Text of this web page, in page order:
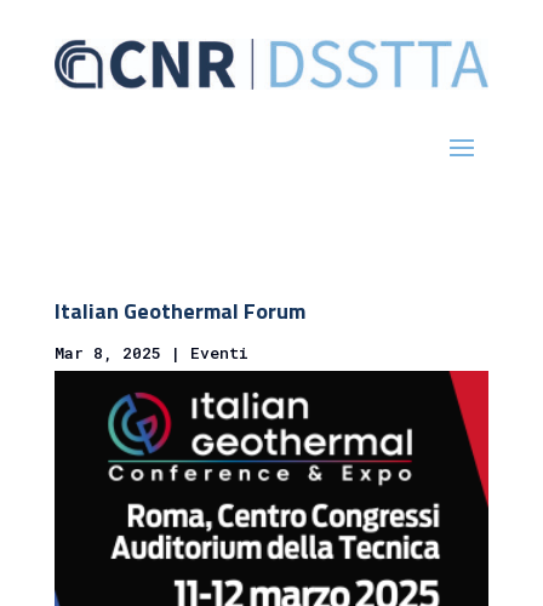
Italian Geothermal Forum
Mar 8, 2025 | Eventi